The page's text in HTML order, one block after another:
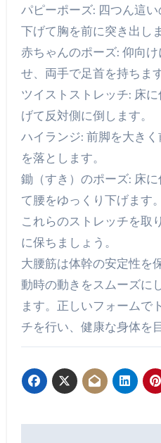
パピーポーズ: 四つん這
下げて胸を前に突き出し
赤ちゃんのポーズ: 仰向
せ、両手で足首を持ちます
ツイストストレッチ: 床
げて反対側に倒します。
ハイランジ: 前脚を大き
を落とします。
鋤（すき）のポーズ: 床
て腰をゆっくり下げます。
これらのストレッチを取
に保ちましょう。
大腰筋は体幹の安定性を
動時の動きをスムーズに
ます。正しいフォームで
チを行い、健康な身体を